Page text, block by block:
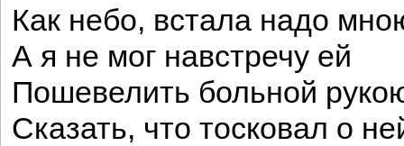
Как небо, встала надо
А я не мог навстречу ей
Пошевелить больной
Сказать, что тосковал о